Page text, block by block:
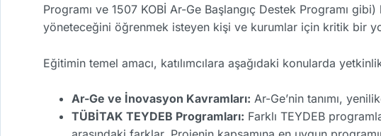
Programı ve 1507 KOBİ Ar-Ge Başlangıç Destek Programı
yöneteceğini öğrenmek isteyen kişi ve kurumlar için kritik bir
Eğitimin temel amacı, katılımcılara aşağıdaki konularda
Ar-Ge ve İnovasyon Kavramları: Ar-Ge’nin tanımı,
TÜBİTAK TEYDEB Programları: Farklı TEYDEB